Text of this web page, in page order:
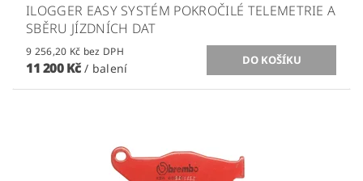
ILOGGER EASY SYSTÉM POKROČILÉ TELEMETRIE A
SBĚRU JÍZDNÍCH DAT
9 256,20 Kč bez DPH
11 200 Kč/ balení